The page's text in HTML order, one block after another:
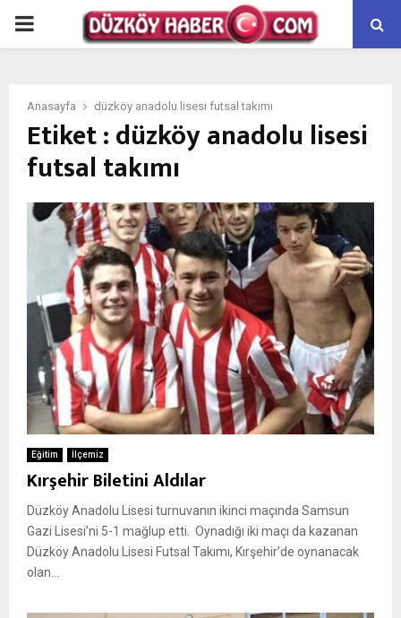
PRIMARY
Anasayfa düzköy anadolu lisesi futsal takımı
Etiket : düzköy anadolu lisesi
futsal takımı
Eğitim İlçemiz
Kırşehir Biletini Aldılar
Düzköy Anadolu Lisesi turnuvanın ikinci maçında Samsun
Gazi Lisesi’ni 5-1 mağlup etti. Oynadığı iki maçı da kazanan
Düzköy Anadolu Lisesi Futsal Takımı, Kırşehir’de oynanacak
olan...